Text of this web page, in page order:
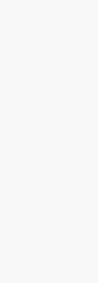
ngày: